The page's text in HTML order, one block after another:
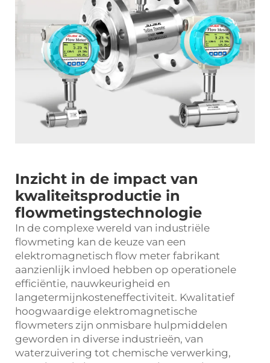
Inzicht in de impact van
kwaliteitsproductie in
flowmetingstechnologie
In de complexe wereld van industriële
flowmeting kan de keuze van een
elektromagnetisch flow meter fabrikant
aanzienlijk invloed hebben op operationele
efficiëntie, nauwkeurigheid en
langetermijnkosteneffectiviteit. Kwalitatief
hoogwaardige elektromagnetische
flowmeters zijn onmisbare hulpmiddelen
geworden in diverse industrieën, van
waterzuivering tot chemische verwerking,